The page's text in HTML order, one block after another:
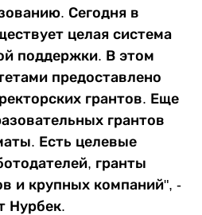
Сегодня в
целая система
поддержки. В этом
предоставлено
грантов. Еще
грантов
Есть целевые
гранты
и крупных компаний", -
Нурбек.